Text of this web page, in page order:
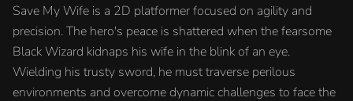
Save My Wife is a 2D platformer focused on agility and
precision. The hero's peace is shattered when the fearsome
Black Wizard kidnaps his wife in the blink of an eye.
Wielding his trusty sword, he must traverse perilous
environments and overcome dynamic challenges to face the